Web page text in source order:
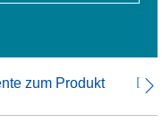
zum Produkt